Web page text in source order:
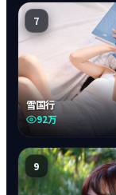
7
雪国行
92万
9